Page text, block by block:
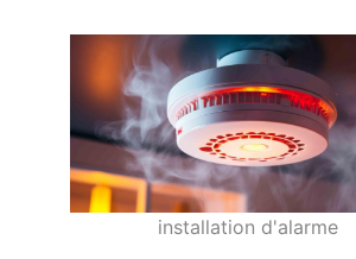
installation d'alarme